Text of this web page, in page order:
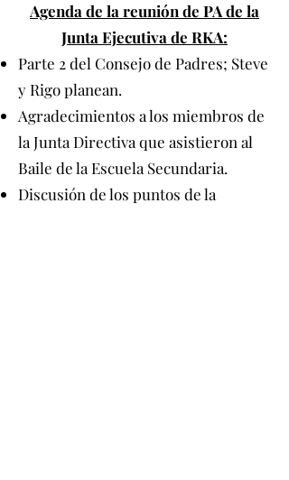
Agenda de la reunión de PA de la
Junta Ejecutiva de RKA:
Parte 2 del Consejo de Padres; Steve
y Rigo planean.
Agradecimientos a los miembros de
la Junta Directiva que asistieron al
Baile de la Escuela Secundaria.
Discusión de los puntos de la